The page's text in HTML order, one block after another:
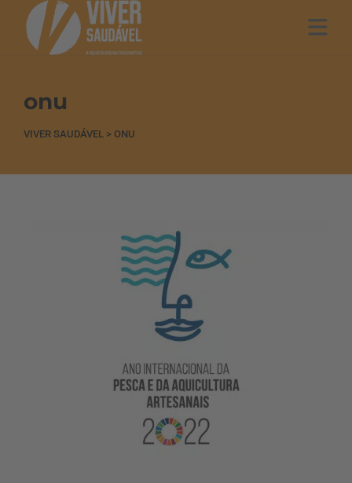
onu
VIVER SAUDÁVEL > ONU